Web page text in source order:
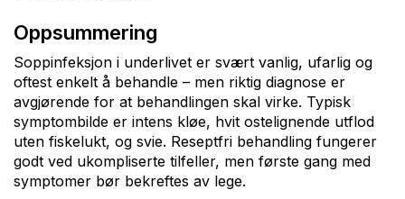
Oppsummering
Soppinfeksjon i underlivet er svært vanlig, ufarlig og
oftest enkelt å behandle – men riktig diagnose er
avgjørende for at behandlingen skal virke. Typisk
symptombilde er intens kløe, hvit ostelignende utflod
uten fiskelukt, og svie. Reseptfri behandling fungerer
godt ved ukompliserte tilfeller, men første gang med
symptomer bør bekreftes av lege.